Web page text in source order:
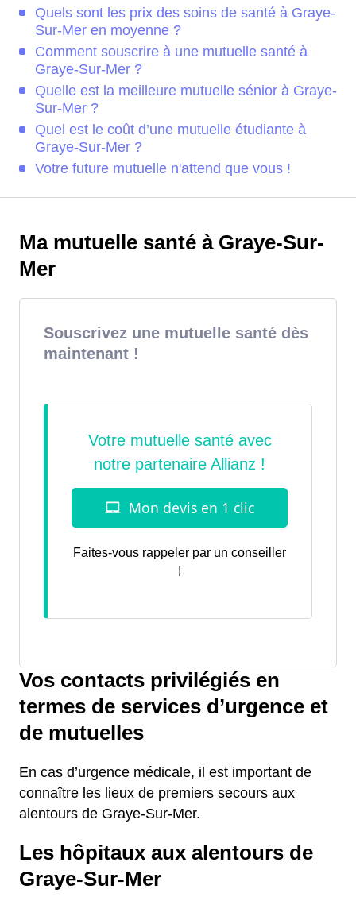
Quels sont les prix des soins de santé à Graye-
Sur-Mer en moyenne ?
Comment souscrire à une mutuelle santé à
Graye-Sur-Mer ?
Quelle est la meilleure mutuelle sénior à Graye-
Sur-Mer ?
Quel est le coût d’une mutuelle étudiante à
Graye-Sur-Mer ?
Votre future mutuelle n'attend que vous !
Ma mutuelle santé à Graye-Sur-
Mer
Souscrivez une mutuelle santé dès
maintenant !
Faites-vous rappeler par un conseiller
!
Vos contacts privilégiés en
termes de services d’urgence et
de mutuelles
En cas d’urgence médicale, il est important de
connaître les lieux de premiers secours aux
alentours de Graye-Sur-Mer.
Les hôpitaux aux alentours de
Graye-Sur-Mer